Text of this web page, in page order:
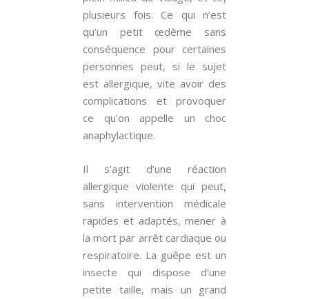
plusieurs fois. Ce qui n’est
qu’un petit œdème sans
conséquence pour certaines
personnes peut, si le sujet
est allergique, vite avoir des
complications et provoquer
ce qu’on appelle un choc
anaphylactique.
Il s’agit d’une réaction
allergique violente qui peut,
sans intervention médicale
rapides et adaptés, mener à
la mort par arrêt cardiaque ou
respiratoire. La guêpe est un
insecte qui dispose d’une
petite taille, mais un grand